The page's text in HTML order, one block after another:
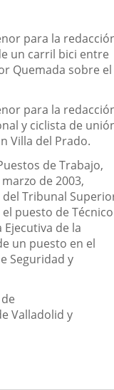
para la
un carril bici entre
Quemada sobre el
para la
y ciclista de
Villa del Prado.
de Trabajo,
de 2003,
Tribunal
puesto de Técnico
de la
un puesto en el
Seguridad y
Valladolid y